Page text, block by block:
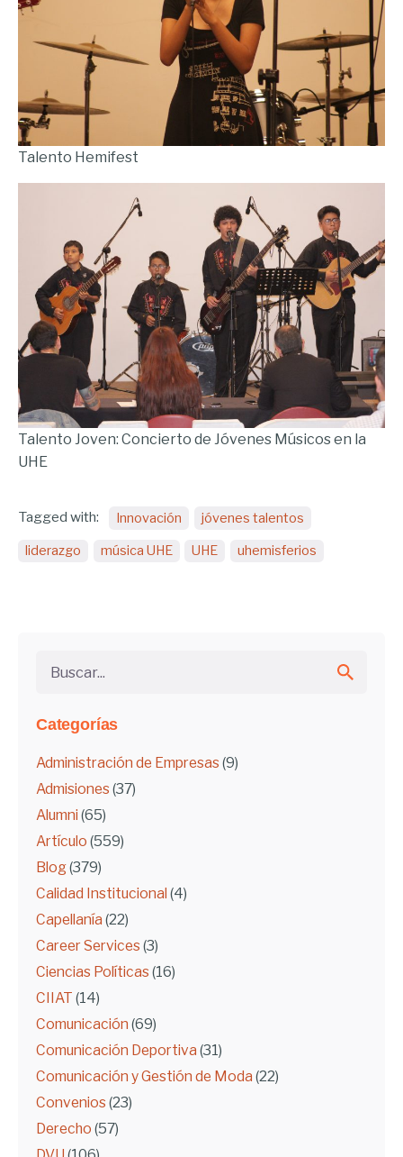
Categorías
Administración de Empresas (9)
Admisiones (37)
Alumni (65)
Artículo (559)
Blog(379)
Calidad Institucional (4)
Capellanía (22)
Career Services (3)
Ciencias Políticas (16)
CIIAT (14)
Comunicación (69)
Comunicación Deportiva (31)
Comunicación y Gestión de Moda (22)
Convenios (23)
Derecho (57)
Talento Hemifest
Talento Joven: Concierto de Jóvenes Músicos en la
UHE
Tagged with: Innovación jóvenes talentos
liderazgo música UHE UHE uhemisferios